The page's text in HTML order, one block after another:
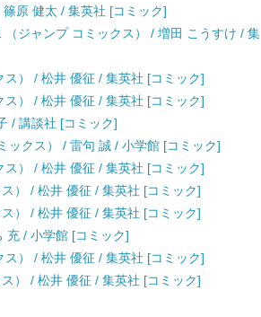
原 健太 / 集英社 [コミック]
ジャンプ コミックス） / 増田 こうすけ / 集
） / 松井 優征 / 集英社 [コミック]
） / 松井 優征 / 集英社 [コミック]
/ 講談社 [コミック]
ックス） / 雷句 誠 / 小学館 [コミック]
） / 松井 優征 / 集英社 [コミック]
） / 松井 優征 / 集英社 [コミック]
） / 松井 優征 / 集英社 [コミック]
充 / 小学館 [コミック]
） / 松井 優征 / 集英社 [コミック]
） / 松井 優征 / 集英社 [コミック]